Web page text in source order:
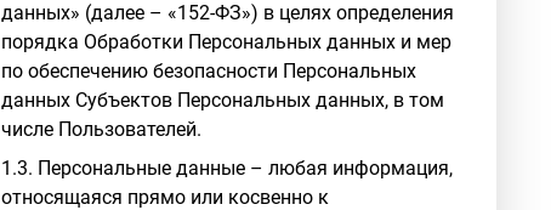
данных» (далее – «152-ФЗ») в целях определения
порядка Обработки Персональных данных и мер
по обеспечению безопасности Персональных
данных Субъектов Персональных данных, в том
числе Пользователей.
1.3. Персональные данные – любая информация,
относящаяся прямо или косвенно к